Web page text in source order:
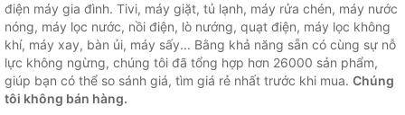
điện máy gia đình. Tivi, máy giặt, tủ lạnh, máy rửa chén, máy nước
nóng, máy lọc nước, nồi điện, lò nướng, quạt điện, máy lọc không
khí, máy xay, bàn ủi, máy sấy... Bằng khả năng sẵn có cùng sự nỗ
lực không ngừng, chúng tôi đã tổng hợp hơn 26000 sản phẩm,
giúp bạn có thể so sánh giá, tìm giá rẻ nhất trước khi mua. Chúng
tôi không bán hàng.